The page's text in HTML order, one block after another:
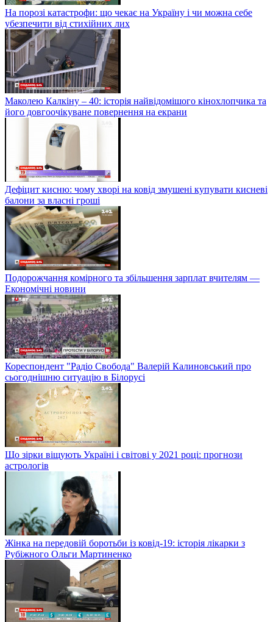
На порозі катастрофи: що чекає на Україну і чи можна себе
убезпечити від стихійних лих
Маколею Калкіну – 40: історія найвідомішого кінохлопчика та
його довгоочікуване повернення на екрани
Дефіцит кисню: чому хворі на ковід змушені купувати кисневі
балони за власні гроші
Подорожчання комірного та збільшення зарплат вчителям —
Економічні новини
Кореспондент "Радіо Свобода" Валерій Калиновський про
сьогоднішню ситуацію в Білорусі
Що зірки віщують Україні і світові у 2021 році: прогнози
астрологів
Жінка на передовій боротьби із ковід-19: історія лікарки з
Рубіжного Ольги Мартиненко